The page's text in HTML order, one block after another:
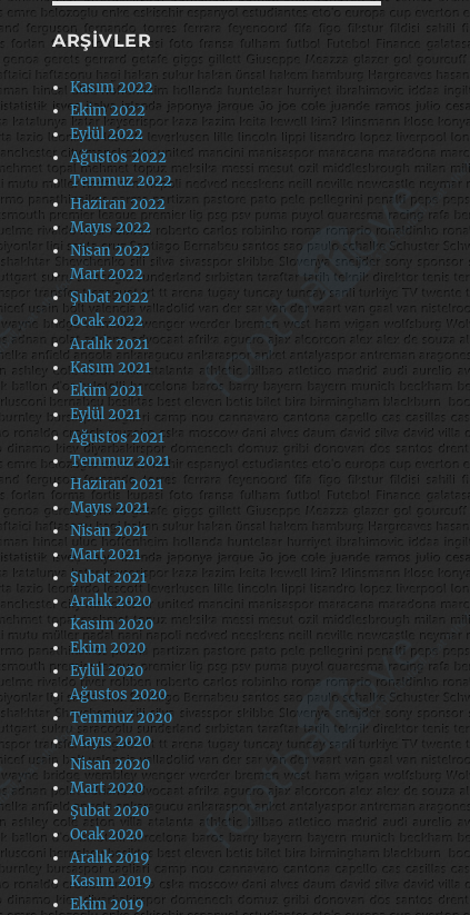
ARŞIVLER
Kasım 2022
Ekim 2022
Eylül 2022
Ağustos 2022
Temmuz 2022
Haziran 2022
Mayıs 2022
Nisan 2022
Mart 2022
Şubat 2022
Ocak 2022
Aralık 2021
Kasım 2021
Ekim 2021
Eylül 2021
Ağustos 2021
Temmuz 2021
Haziran 2021
Mayıs 2021
Nisan 2021
Mart 2021
Şubat 2021
Aralık 2020
Kasım 2020
Ekim 2020
Eylül 2020
Ağustos 2020
Temmuz 2020
Mayıs 2020
Nisan 2020
Mart 2020
Şubat 2020
Ocak 2020
Aralık 2019
Kasım 2019
Ekim 2019